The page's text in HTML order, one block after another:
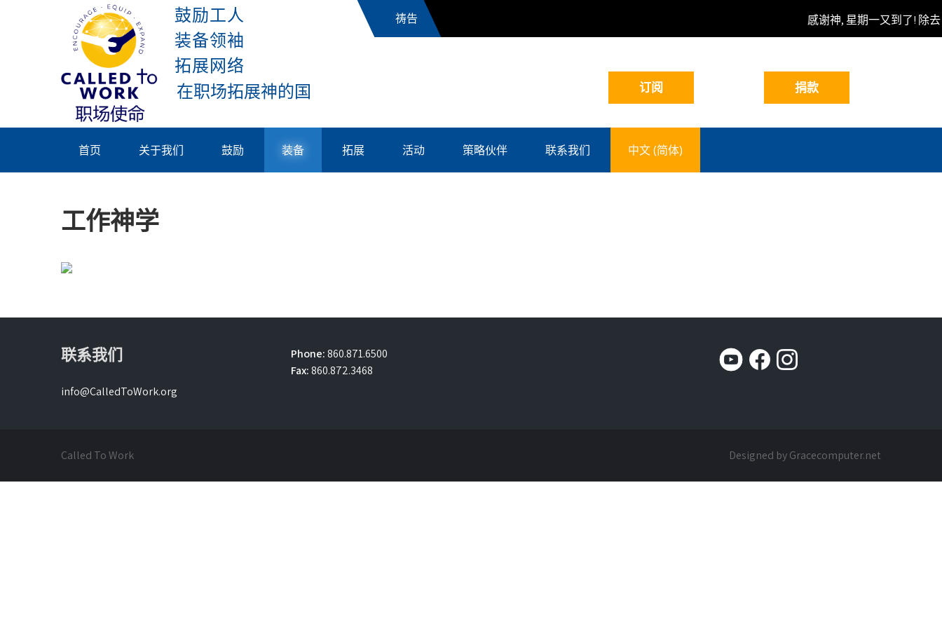
感谢神, 星期一又到了! 除
Called To
Work
鼓励工人
装备领袖
拓展网络
首页 关于我们 鼓励 装备 拓展 活动 策略伙伴 联系我们 中文 (简体)
工作神学
联系我们
info@CalledToWork.org
Phone:860.871.6500
Fax:860.872.3468
Called To Work